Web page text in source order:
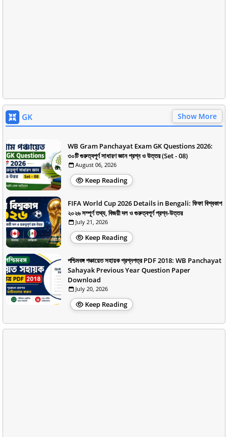
GK Show More
WB Gram Panchayat Exam GK Questions 2026:
৩০টি গুরুত্বপূর্ণ সাধারণ জ্ঞান প্রশ্ন ও উত্তর (Set - 08)
August 06, 2026
Keep Reading
FIFA World Cup 2026 Details in Bengali: ফিফা বিশ্বকাপ
২০২৬ সম্পূর্ণ তথ্য, বিজয়ী দল ও গুরুত্বপূর্ণ প্রশ্ন-উত্তর
July 21, 2026
Keep Reading
পশ্চিমবঙ্গ পঞ্চায়েত সহায়ক প্রশ্নপত্র PDF 2018: WB Panchayat
Sahayak Previous Year Question Paper
Download
July 20, 2026
Keep Reading